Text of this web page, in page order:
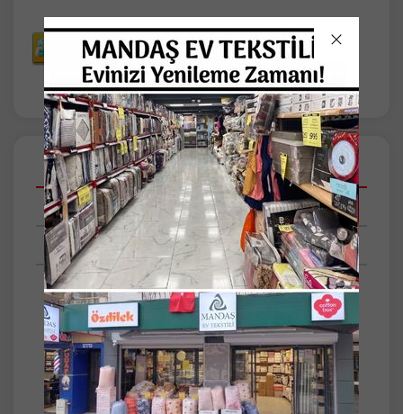
Açıklamalar
Taksit Seçenekleri
Tüm Yorumlar
Buldan İşi 12 Adet Perde Danteli
Genişlik: 33-35cm civarı
Yükseklik: 15-16cm civarı
El işidir.
Pamuklu ipten üretilmiştir.